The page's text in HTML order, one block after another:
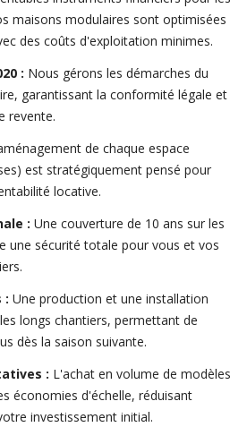
maisons modulaires sont optimisées
des coûts d'exploitation minimes.
: Nous gérons les démarches du
garantissant la conformité légale et
revente.
de chaque espace
est stratégiquement pensé pour
locative.
: Une couverture de 10 ans sur les
une sécurité totale pour vous et vos
: Une production et une installation
longs chantiers, permettant de
dès la saison suivante.
: L'achat en volume de modèles
économies d'échelle, réduisant
investissement initial.